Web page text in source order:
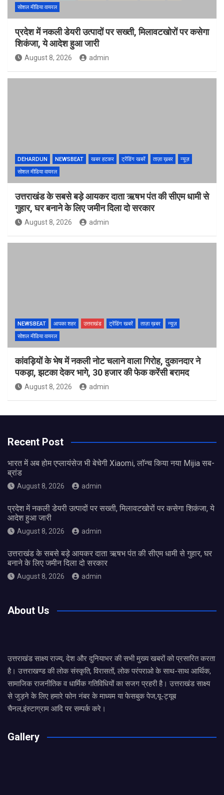
सोशल मीडिया वायरल
प्रदेश में नकली डेयरी उत्पादों पर सख्ती, मिलावटखोरों पर कसेगा
शिकंजा, ये आदेश हुआ जारी
August 8, 2026 admin
DEHARDUN NEWSBEAT खबर हटकर ट्रेंडिंग खबरें ताज़ा ख़बर
न्यूज़
सोशल मीडिया वायरल
उत्तराखंड के सबसे बड़े आयकर दाता ऋषभ पंत की सीएम धामी से
गुहार, घर बनाने के लिए जमीन दिला दो सरकार
August 8, 2026 admin
NEWSBEAT आपका शहर उत्तराखंड ट्रेंडिंग खबरें ताज़ा ख़बर
न्यूज़
सोशल मीडिया वायरल
कांवड़ियों के भेष में नकली नोट चलाने वाला गिरोह, दुकानदार ने
पकड़ा, झटका देकर भागे, 30 हजार की फेक करेंसी बरामद
August 8, 2026 admin
Recent Post
भारत में अब होम एप्लायंसेज भी बेचेगी Xiaomi, लॉन्च किया नया Mijia सब-
ब्रांड
August 8, 2026 admin
प्रदेश में नकली डेयरी उत्पादों पर सख्ती, मिलावटखोरों पर कसेगा शिकंजा, ये
आदेश हुआ जारी
August 8, 2026 admin
उत्तराखंड के सबसे बड़े आयकर दाता ऋषभ पंत की सीएम धामी से गुहार, घर
बनाने के लिए जमीन दिला दो सरकार
August 8, 2026 admin
About Us
उत्तराखंड साक्ष्य राज्य, देश और दुनियाभर की सभी मुख्य खबरों को प्रसारित करता
है। उत्तराखण्ड की लोक संस्कृति, विरासतों, लोक परंपराओ के साथ-साथ आर्थिक,
सामाजिक राजनीतिक व धार्मिक गतिविधियों का सजग प्रहरी है। उत्तराखंड साक्ष्य
से जुड़ने के लिए हमारे फोन नंबर के माध्यम या फेसबुक पेज,यू-ट्यूब
चैनल,इंस्टाग्राम आदि पर सम्पर्क करे।
Gallery